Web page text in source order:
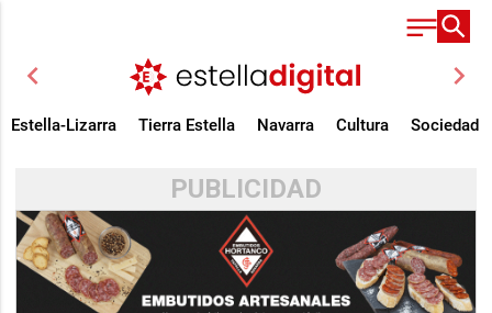
chevron_left chevron_right
Estella-Lizarra Tierra Estella Navarra Cultura Sociedad
PUBLICIDAD